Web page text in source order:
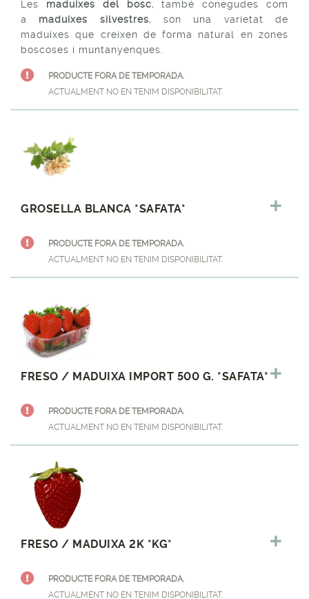
Les maduixes del bosc, també conegudes com
a maduixes silvestres, són una varietat de
maduixes que creixen de forma natural en zones
boscoses i muntanyenques.
PRODUCTE FORA DE TEMPORADA.
ACTUALMENT NO EN TENIM DISPONIBILITAT.
GROSELLA BLANCA *SAFATA*
PRODUCTE FORA DE TEMPORADA.
ACTUALMENT NO EN TENIM DISPONIBILITAT.
FRESO / MADUIXA IMPORT 500 G. *SAFATA*
PRODUCTE FORA DE TEMPORADA.
ACTUALMENT NO EN TENIM DISPONIBILITAT.
FRESO / MADUIXA 2K *KG*
PRODUCTE FORA DE TEMPORADA.
ACTUALMENT NO EN TENIM DISPONIBILITAT.